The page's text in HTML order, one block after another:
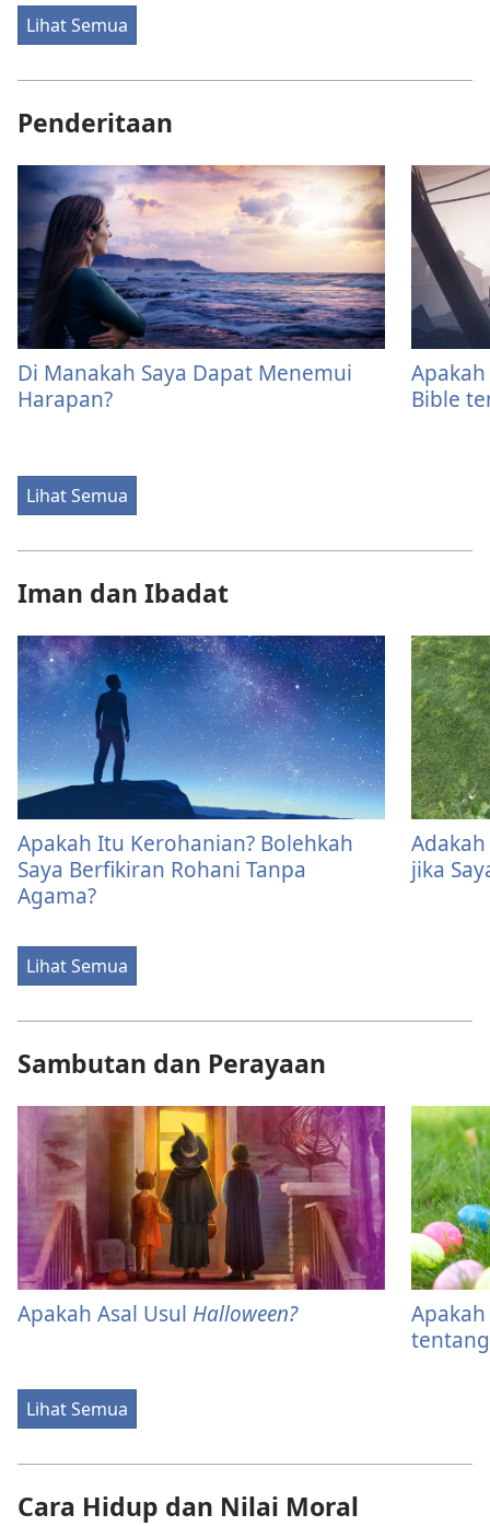
Lihat Semua
Penderitaan
Di Manakah Saya Dapat Menemui
Harapan?
Bible
Lihat Semua
Iman dan Ibadat
Apakah Itu Kerohanian? Bolehkah
Saya Berfikiran Rohani Tanpa
Agama?
jika
Lihat Semua
Sambutan dan Perayaan
Apakah Asal Usul Halloween?
Lihat Semua
Cara Hidup dan Nilai Moral